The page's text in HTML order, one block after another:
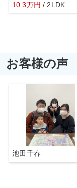
10.3万円 / 2LDK
お客様の声
池田千春